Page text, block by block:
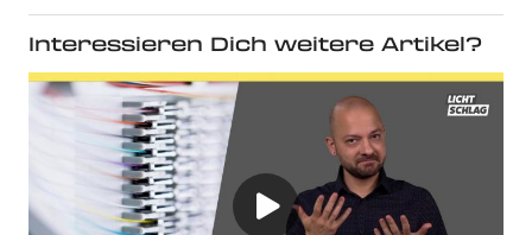
Interessieren Dich weitere Artikel?